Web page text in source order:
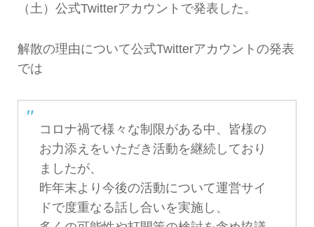
（土）公式Twitterアカウントで発表した。
解散の理由について公式Twitterアカウントの発表
では
コロナ禍で様々な制限がある中、皆様の
お力添えをいただき活動を継続しており
ましたが、
昨年末より今後の活動について運営サイ
ドで度重なる話し合いを実施し、